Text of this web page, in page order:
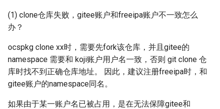
(1) clone仓库失败，gitee账户和freeipa账户不一致怎么
办？
ocspkg clone xx时，需要先fork该仓库，并且gitee的
namespace 需要和 koji账户用户名一致，否则 git clone 仓
库时找不到正确仓库地址。 因此，建议注册freeipa时，和
gitee账户的namespace同名。
如果由于某一账户名已被占用，是在无法保障gitee和